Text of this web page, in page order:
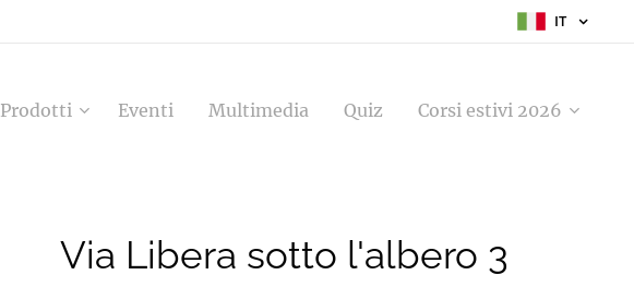
IT
Prodotti Eventi Multimedia Quiz Corsi estivi 2026
Via Libera sotto l'albero 3